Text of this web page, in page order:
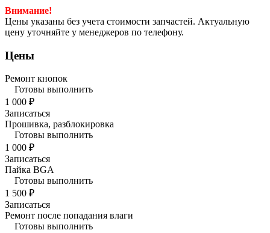
Внимание!
Цены указаны без учета стоимости запчастей. Актуальную
цену уточняйте у менеджеров по телефону.
Цены
Ремонт кнопок
Готовы выполнить
1 000 ₽
Записаться
Прошивка, разблокировка
Готовы выполнить
1 000 ₽
Записаться
Пайка BGA
Готовы выполнить
1 500 ₽
Записаться
Ремонт после попадания влаги
Готовы выполнить